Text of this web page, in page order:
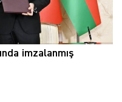
imzalanmış